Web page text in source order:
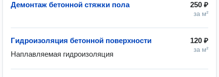
250 ₽
за м²
Демонтаж бетонной стяжки пола
120 ₽
за м²
Гидроизоляция бетонной поверхности
Наплавляемая гидроизоляция